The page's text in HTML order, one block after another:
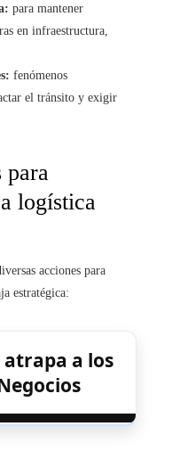
para mantener
en infraestructura,
fenómenos
el tránsito y exigir
para
logística
acciones para
estratégica:
a los